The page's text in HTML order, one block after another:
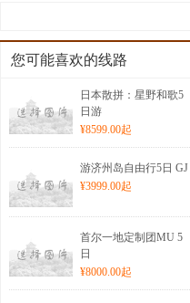
您可能喜欢的线路
日本散拼：星野和歌5
日游
¥8599.00起
游济州岛自由行5日 GJ
¥3999.00起
首尔一地定制团MU 5
日
¥8000.00起